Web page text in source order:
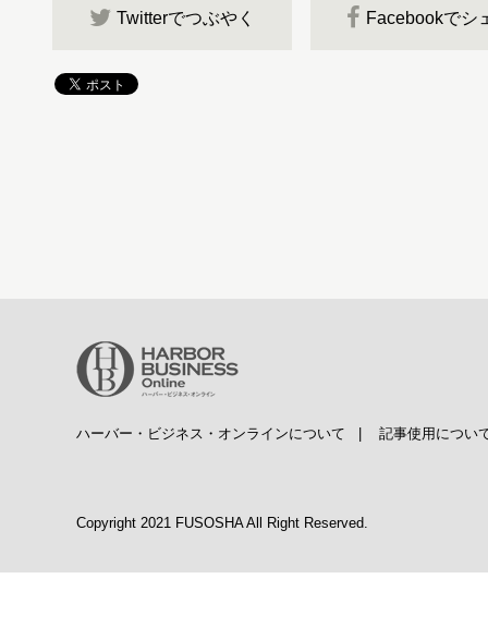
Twitterでつぶやく Facebookでシ
ハーバー・ビジネス・オンラインについて 記事使用につい
Copyright 2021 FUSOSHA All Right Reserved.